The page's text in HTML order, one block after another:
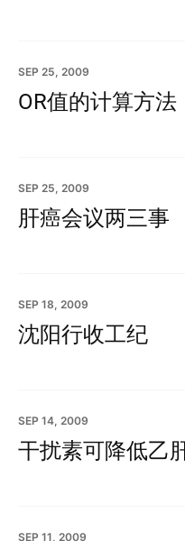
SEP 25, 2009
OR值的计算方法
SEP 25, 2009
肝癌会议两三事
SEP 18, 2009
沈阳行收工纪
SEP 14, 2009
干扰素可降低乙
SEP 11, 2009